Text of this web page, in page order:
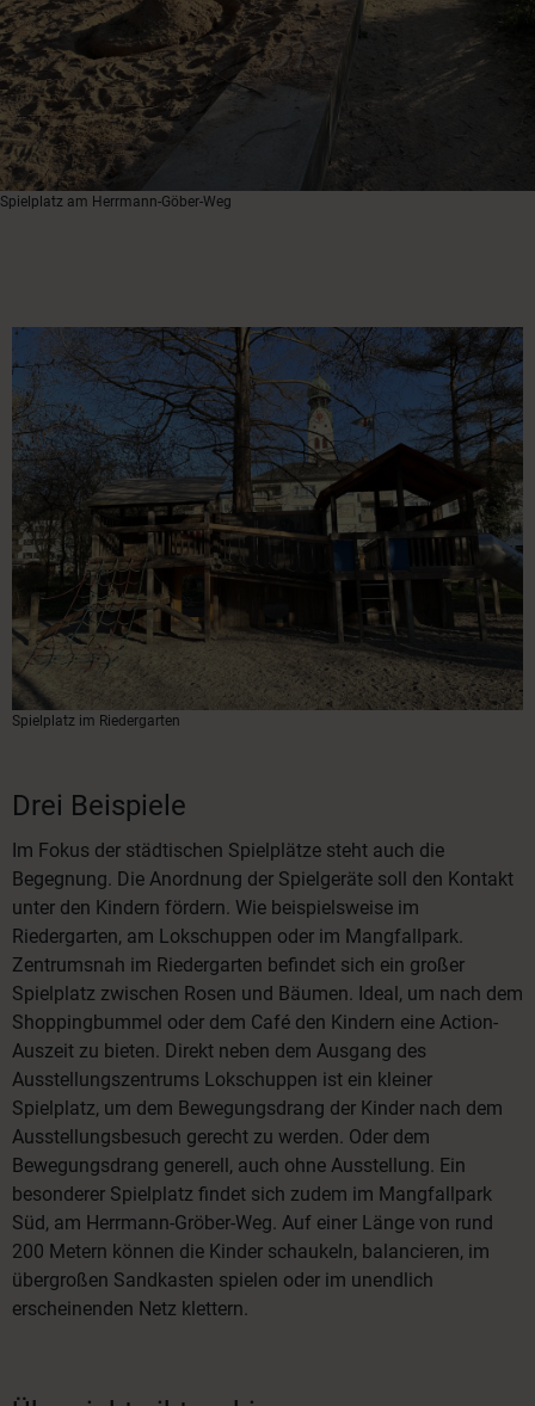
Spielplatz am Herrmann-Göber-Weg
Spielplatz im Riedergarten
Drei Beispiele
Im Fokus der städtischen Spielplätze steht auch die
Begegnung. Die Anordnung der Spielgeräte soll den Kontakt
unter den Kindern fördern. Wie beispielsweise im
Riedergarten, am Lokschuppen oder im Mangfallpark.
Zentrumsnah im Riedergarten befindet sich ein großer
Spielplatz zwischen Rosen und Bäumen. Ideal, um nach dem
Shoppingbummel oder dem Café den Kindern eine Action-
Auszeit zu bieten. Direkt neben dem Ausgang des
Ausstellungszentrums Lokschuppen ist ein kleiner
Spielplatz, um dem Bewegungsdrang der Kinder nach dem
Ausstellungsbesuch gerecht zu werden. Oder dem
Bewegungsdrang generell, auch ohne Ausstellung. Ein
besonderer Spielplatz findet sich zudem im Mangfallpark
Süd, am Herrmann-Gröber-Weg. Auf einer Länge von rund
200 Metern können die Kinder schaukeln, balancieren, im
übergroßen Sandkasten spielen oder im unendlich
erscheinenden Netz klettern.